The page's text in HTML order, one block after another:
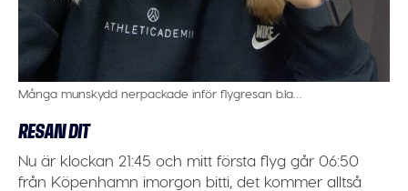
Många munskydd nerpackade inför flygresan b.la…
RESAN DIT
Nu är klockan 21:45 och mitt första flyg går 06:50
från Köpenhamn imorgon bitti, det kommer alltså